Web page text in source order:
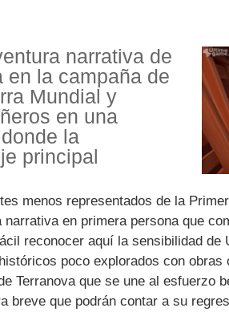
narrativa de
en la campaña de
Mundial y
en una
la
principal
menos representados de la
en primera persona que
reconocer aquí la sensibilidad de
poco explorados con
Terranova que se une al esfuerzo
breve que podrán contar a su